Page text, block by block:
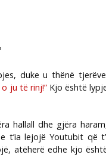
duke u thënë
ju të rinj!”Kjo është
hallall dhe gjëra
t’ia lejojë Youtubit që
atëherë edhe kjo